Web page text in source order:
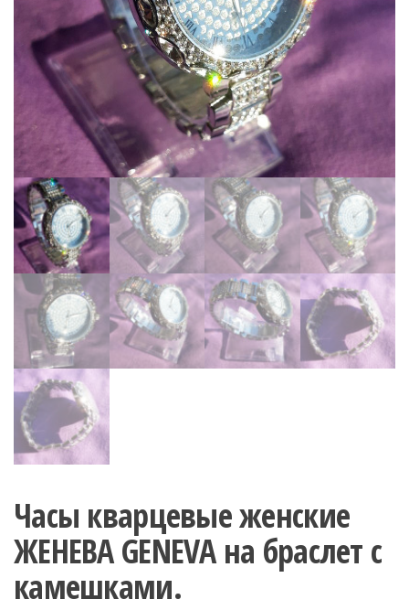
Часы кварцевые женские
ЖЕНЕВА GENEVA на браслет с
камешками.